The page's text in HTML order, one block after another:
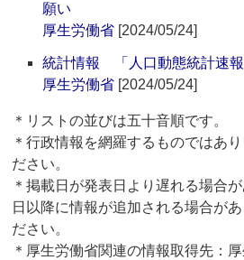
願い
厚生労働省 [2024/05/24]
統計情報 「人口動態統計速
厚生労働省 [2024/05/24]
＊リストの並びは五十音順です。
＊行政情報を網羅するものではあ
ださい。
＊掲載日が発表日より遅れる場合
日以降に情報が追加される場合が
ださい。
＊厚生労働省関連の情報取得先：